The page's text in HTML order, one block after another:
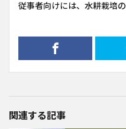
従事者向けには、水耕栽培
関連する記事